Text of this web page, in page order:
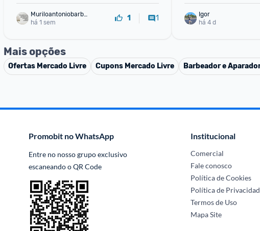
Muriloantoniobarbo
sa
há 1 sem 1 1
Igor
há 4 d
Mais opções
Ofertas Mercado Livre Cupons Mercado Livre Barbeador e
Promobit no WhatsApp
Entre no nosso grupo exclusivo
escaneando o QR Code
Institucional
Comercial
Fale conosco
Política de Cookies
Política de
Termos de Uso
Mapa Site